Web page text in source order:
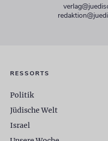
RESSORTS
Politik
Jüdische Welt
Israel